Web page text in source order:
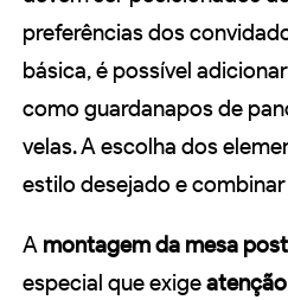
preferências dos
básica, é possível adicionar
como guardanapos de
velas. A escolha dos
estilo desejado e
A montagem da mesa
especial que exige